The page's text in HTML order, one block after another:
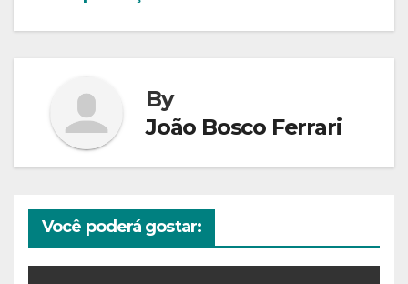
By
João Bosco Ferrari
Você poderá gostar: